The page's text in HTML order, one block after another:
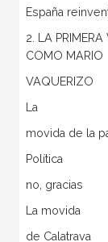
España
2. LA
COMO MARIO
VAQUERIZO
La
movida de la
Política
no, gracias
La movida
de Calatrava